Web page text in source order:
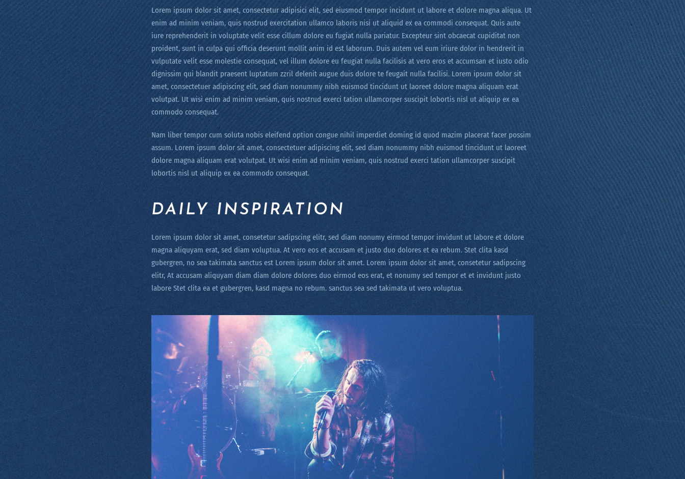
Lorem ipsum dolor sit amet, consectetur adipisici elit, sed eiusmod tempor incidunt ut labore et dolore magna aliqua. Ut
enim ad minim veniam, quis nostrud exercitation ullamco laboris nisi ut aliquid ex ea commodi consequat. Quis aute
iure reprehenderit in voluptate velit esse cillum dolore eu fugiat nulla pariatur. Excepteur sint obcaecat cupiditat non
proident, sunt in culpa qui officia deserunt mollit anim id est laborum. Duis autem vel eum iriure dolor in hendrerit in
vulputate velit esse molestie consequat, vel illum dolore eu feugiat nulla facilisis at vero eros et accumsan et iusto odio
dignissim qui blandit praesent luptatum zzril delenit augue duis dolore te feugait nulla facilisi. Lorem ipsum dolor sit
amet, consectetuer adipiscing elit, sed diam nonummy nibh euismod tincidunt ut laoreet dolore magna aliquam erat
volutpat. Ut wisi enim ad minim veniam, quis nostrud exerci tation ullamcorper suscipit lobortis nisl ut aliquip ex ea
commodo consequat.
Nam liber tempor cum soluta nobis eleifend option congue nihil imperdiet doming id quod mazim placerat facer possim
assum. Lorem ipsum dolor sit amet, consectetuer adipiscing elit, sed diam nonummy nibh euismod tincidunt ut laoreet
dolore magna aliquam erat volutpat. Ut wisi enim ad minim veniam, quis nostrud exerci tation ullamcorper suscipit
lobortis nisl ut aliquip ex ea commodo consequat.
DAILY INSPIRATION
Lorem ipsum dolor sit amet, consetetur sadipscing elitr, sed diam nonumy eirmod tempor invidunt ut labore et dolore
magna aliquyam erat, sed diam voluptua. At vero eos et accusam et justo duo dolores et ea rebum. Stet clita kasd
gubergren, no sea takimata sanctus est Lorem ipsum dolor sit amet. Lorem ipsum dolor sit amet, consetetur sadipscing
elitr, At accusam aliquyam diam diam dolore dolores duo eirmod eos erat, et nonumy sed tempor et et invidunt justo
labore Stet clita ea et gubergren, kasd magna no rebum. sanctus sea sed takimata ut vero voluptua.